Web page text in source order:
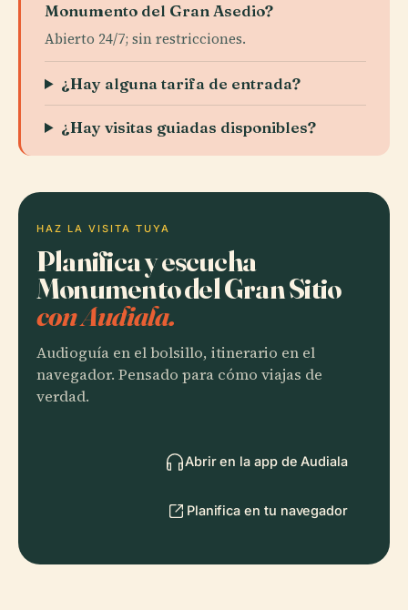
Monumento del Gran Asedio?
Abierto 24/7; sin restricciones.
¿Hay alguna tarifa de entrada?
¿Hay visitas guiadas disponibles?
HAZ LA VISITA TUYA
Planifica y escucha
Monumento del Gran Sitio
con Audiala.
Audioguía en el bolsillo, itinerario en el
navegador. Pensado para cómo viajas de
verdad.
Abrir en la app de Audiala
Planifica en tu navegador